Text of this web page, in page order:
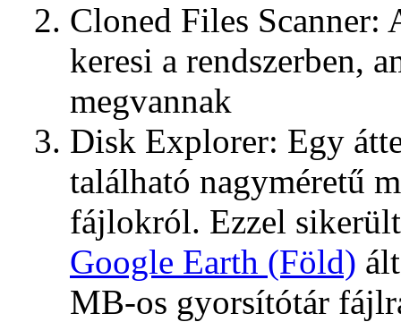
Cloned Files Scanner:
keresi a rendszerben,
megvannak
Disk Explorer: Egy
található nagyméretű
fájlokról. Ezzel
Google Earth (Föld)
MB-os gyorsítótár